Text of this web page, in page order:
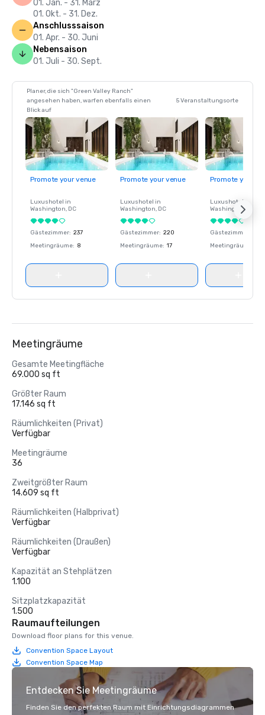
01. Jan. - 31. März
01. Okt. - 31. Dez.
Anschlusssaison
01. Apr. - 30. Juni
Nebensaison
01. Juli - 30. Sept.
Planer, die sich "Green Valley Ranch"
angesehen haben, warfen ebenfalls einen
Blick auf
5 Veranstaltungsorte
Promote your venue
Luxushotel in
Washington, DC
Gästezimmer: 237
Meetingräume: 8
Promote your venue
Luxushotel in
Washington, DC
Gästezimmer: 220
Meetingräume: 17
Promote your
Luxushotel in
Washington
Gästezimmer
Meetingräume
Meetingräume
Gesamte Meetingfläche
69.000 sq ft
Größter Raum
17.146 sq ft
Räumlichkeiten (Privat)
Verfügbar
Meetingräume
36
Zweitgrößter Raum
14.609 sq ft
Räumlichkeiten (Halbprivat)
Verfügbar
Räumlichkeiten (Draußen)
Verfügbar
Kapazität an Stehplätzen
1.100
Sitzplatzkapazität
1.500
Raumaufteilungen
Download floor plans for this venue.
Convention Space Layout
Convention Space Map
Entdecken Sie Meetingräume
Finden Sie den perfekten Raum mit Einrichtungsdiagrammen